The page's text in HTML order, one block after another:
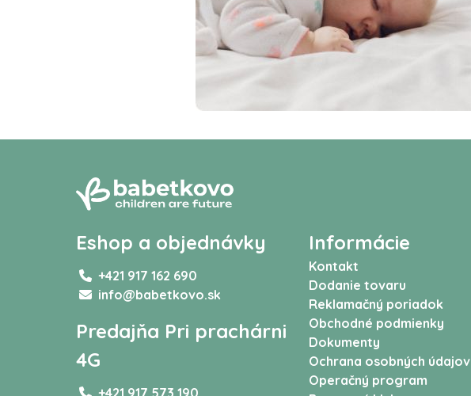
Eshop a objednávky
+421 917 162 690
info@babetkovo.sk
Predajňa Pri prachárni
4G
+421 917 573 190
Informácie
Kontakt
Dodanie tovaru
Reklamačný poriadok
Obchodné podmienky
Dokumenty
Ochrana osobných údajov
Operačný program